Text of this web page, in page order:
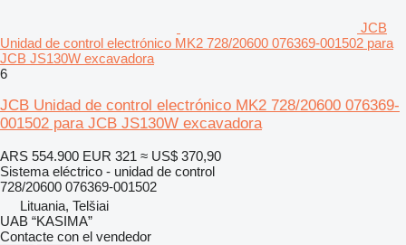
JCB
Unidad de control electrónico MK2 728/20600 076369-001502 para
JCB JS130W excavadora
6
JCB Unidad de control electrónico MK2 728/20600 076369-
001502 para JCB JS130W excavadora
ARS 554.900 EUR 321 ≈ US$ 370,90
Sistema eléctrico - unidad de control
728/20600 076369-001502
Lituania, Telšiai
UAB “KASIMA”
Contacte con el vendedor